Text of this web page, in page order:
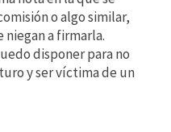
o algo similar,
niegan a firmarla.
disponer para no
y ser víctima de un